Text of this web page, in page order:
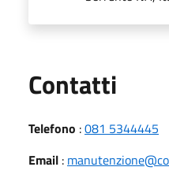
Contatti
Telefono :081 5344445
Email :